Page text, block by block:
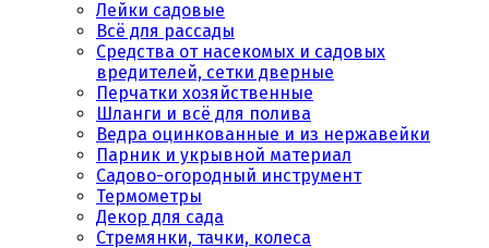
Лейки садовые
Всё для рассады
Средства от насекомых и садовых
вредителей, сетки дверные
Перчатки хозяйственные
Шланги и всё для полива
Ведра оцинкованные и из нержавейки
Парник и укрывной материал
Садово-огородный инструмент
Термометры
Декор для сада
Стремянки, тачки, колеса